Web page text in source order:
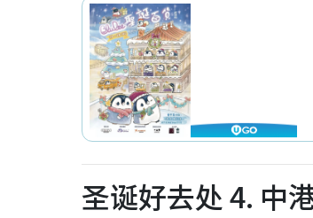
圣诞好去处 4. 中